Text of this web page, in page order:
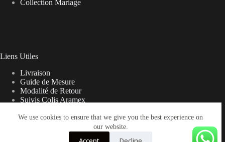
We use cookies to ensure that we give you the best experience on
our website.
Collection Mariage
Liens Utiles
Livraison
Guide de Mesure
Modalité de Retour
Suivis Colis Aramex